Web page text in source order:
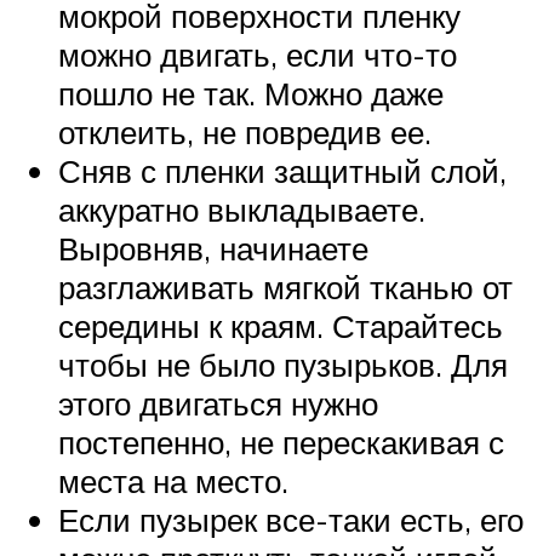
мокрой поверхности пленку
можно двигать, если что-то
пошло не так. Можно даже
отклеить, не повредив ее.
Сняв с пленки защитный слой,
аккуратно выкладываете.
Выровняв, начинаете
разглаживать мягкой тканью от
середины к краям. Старайтесь
чтобы не было пузырьков. Для
этого двигаться нужно
постепенно, не перескакивая с
места на место.
Если пузырек все-таки есть, его